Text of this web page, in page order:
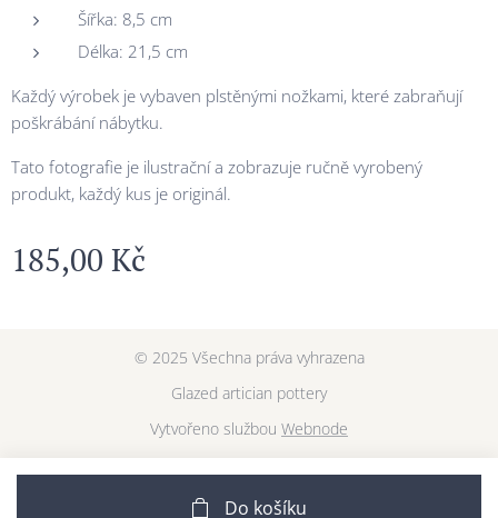
Šířka: 8,5 cm
Délka: 21,5 cm
Každý výrobek je vybaven plstěnými nožkami, které zabraňují
poškrábání nábytku.
Tato fotografie je ilustrační a zobrazuje ručně vyrobený
produkt, každý kus je originál.
185,00 Kč
Do košíku
© 2025 Všechna práva vyhrazena
Glazed artician pottery
Vytvořeno službou Webnode